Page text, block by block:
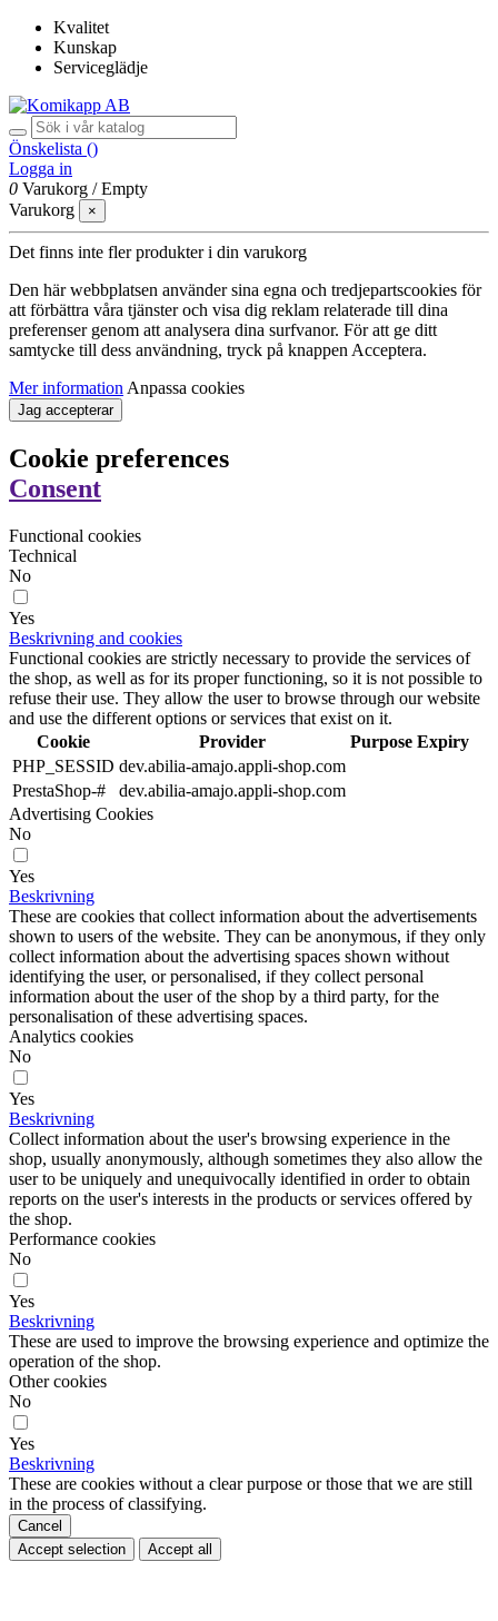
Kvalitet
Kunskap
Serviceglädje
Önskelista ()
Logga in
0 Varukorg /Empty
Varukorg
×
Det finns inte fler produkter i din varukorg
Den här webbplatsen använder sina egna och tredjepartscookies för
att förbättra våra tjänster och visa dig reklam relaterade till dina
preferenser genom att analysera dina surfvanor. För att ge ditt
samtycke till dess användning, tryck på knappen Acceptera.
Mer information Anpassa cookies
Jag accepterar
Cookie preferences
Consent
Functional cookies
Technical
No
Yes
Beskrivning and cookies
Functional cookies are strictly necessary to provide the services of
the shop, as well as for its proper functioning, so it is not possible to
refuse their use. They allow the user to browse through our website
and use the different options or services that exist on it.
Cookie
Provider Purpose Expiry
PHP_SESSID dev.abilia-amajo.appli-shop.com
PrestaShop-#
dev.abilia-amajo.appli-shop.com
Advertising Cookies
No
Yes
Beskrivning
These are cookies that collect information about the advertisements
shown to users of the website. They can be anonymous, if they only
collect information about the advertising spaces shown without
identifying the user, or personalised, if they collect personal
information about the user of the shop by a third party, for the
personalisation of these advertising spaces.
Analytics cookies
No
Yes
Beskrivning
Collect information about the user's browsing experience in the
shop, usually anonymously, although sometimes they also allow the
user to be uniquely and unequivocally identified in order to obtain
reports on the user's interests in the products or services offered by
the shop.
Performance cookies
No
Yes
Beskrivning
These are used to improve the browsing experience and optimize the
operation of the shop.
Other cookies
No
Yes
Beskrivning
These are cookies without a clear purpose or those that we are still
in the process of classifying.
Cancel
Accept selection
Accept all